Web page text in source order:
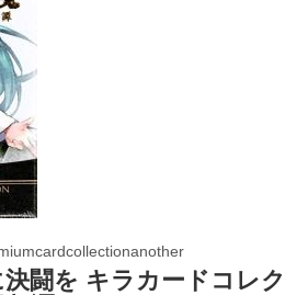
闘を キラカードコレク